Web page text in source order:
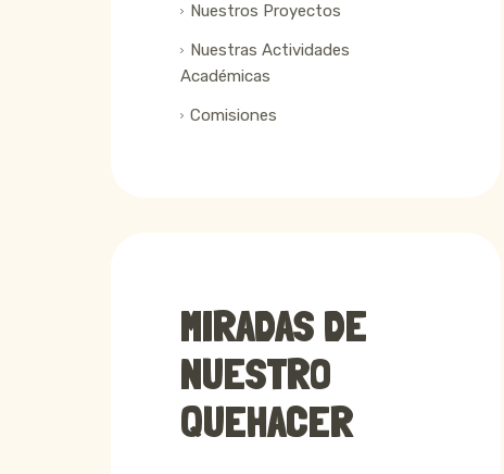
Nuestros Proyectos
Nuestras Actividades
Académicas
Comisiones
MIRADAS DE
NUESTRO
QUEHACER